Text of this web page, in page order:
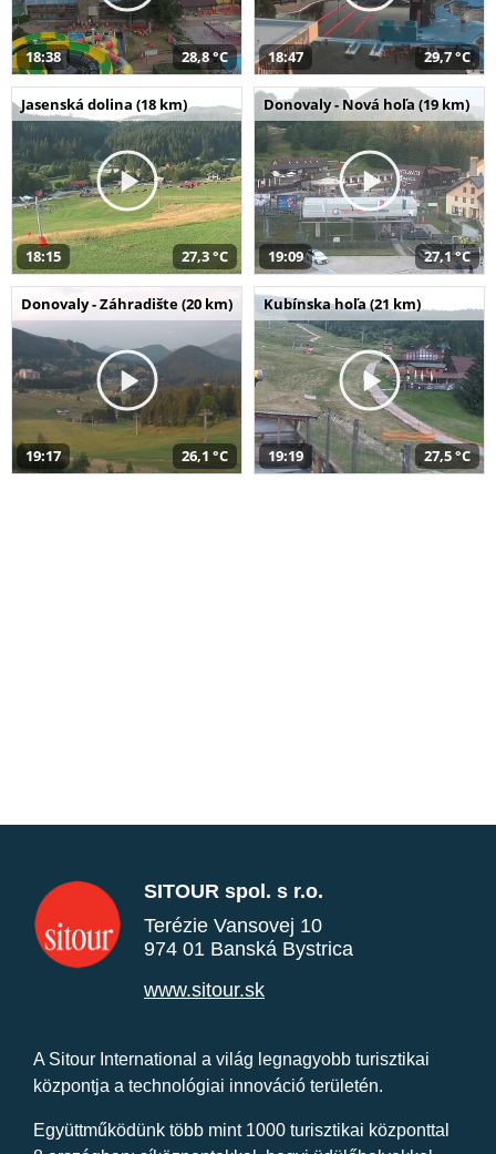
18:38 28,8 °C 18:47 29,7 °C
Jasenská dolina (18 km)
18:15 27,3 °C
Donovaly - Nová hoľa (19 km)
19:09 27,1 °C
Donovaly - Záhradište (20 km)
19:17 26,1 °C
Kubínska hoľa (21 km)
19:19 27,5 °C
SITOUR spol. s r.o.
Terézie Vansovej 10
974 01 Banská Bystrica
www.sitour.sk
A Sitour International a világ legnagyobb turisztikai
központja a technológiai innováció területén.
Együttműködünk több mint 1000 turisztikai központtal